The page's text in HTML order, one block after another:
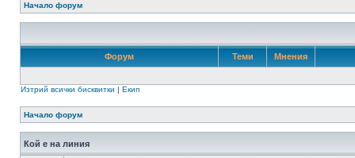
Начало форум
Форум Теми Мнения
Изтрий всички бисквитки | Екип
Начало форум
Кой е на линия